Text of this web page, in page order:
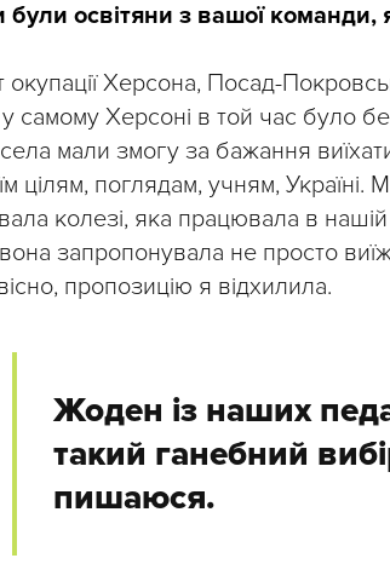
були освітяни з вашої команди,
Херсона, Посад-
у самому Херсоні в той час було
мали змогу за бажання
цілям, поглядам, учням, Україні.
колезі, яка працювала в
вона запропонувала не просто
пропозицію я відхилила.
Жоден із наших
такий ганебний
пишаюся.